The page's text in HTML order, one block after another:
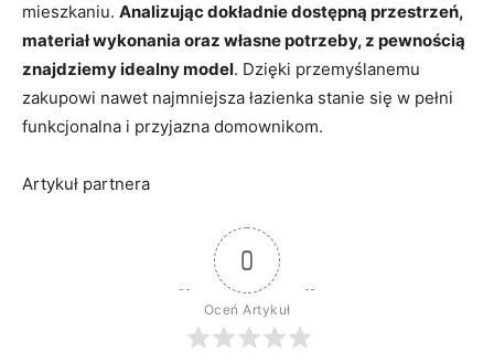
mieszkaniu. Analizując dokładnie dostępną przestrzeń,
materiał wykonania oraz własne potrzeby, z pewnością
znajdziemy idealny model. Dzięki przemyślanemu
zakupowi nawet najmniejsza łazienka stanie się w pełni
funkcjonalna i przyjazna domownikom.
Artykuł partnera
0
Oceń Artykuł